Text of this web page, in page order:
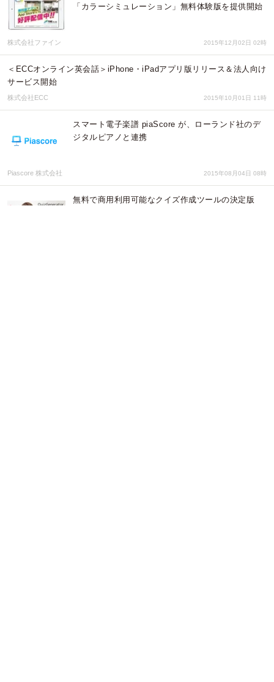
「カラーシミュレーション」無料体験版を提供開始
株式会社ファイン 2015年12月02日 02時
＜ECCオンライン英会話＞iPhone・iPadアプリ版リリース＆法人向け
サービス開始
株式会社ECC 2015年10月01日 11時
スマート電子楽譜 piaScore が、ローランド社のデ
ジタルピアノと連携
Piascore 株式会社 2015年08月04日 08時
無料で商用利用可能なクイズ作成ツールの決定版